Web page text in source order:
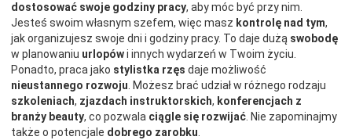
dostosować swoje godziny pracy, aby móc być przy nim.
Jesteś swoim własnym szefem, więc masz kontrolę nad tym,
jak organizujesz swoje dni i godziny pracy. To daje dużą swobodę
w planowaniu urlopówi innych wydarzeń w Twoim życiu.
Ponadto, praca jako stylistka rzęs daje możliwość
nieustannego rozwoju . Możesz brać udział w różnego rodzaju
szkoleniach, zjazdach instruktorskich, konferencjach z
branży beauty, co pozwala ciągle się rozwijać . Nie zapominajmy
także o potencjale dobrego zarobku